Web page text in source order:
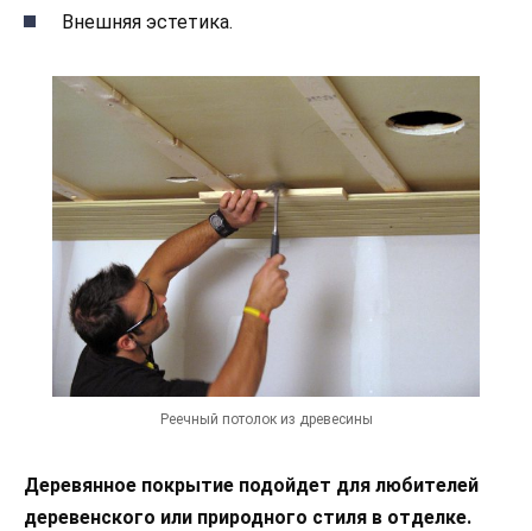
Внешняя эстетика.
Реечный потолок из древесины
Деревянное покрытие подойдет для любителей
деревенского или природного стиля в отделке.